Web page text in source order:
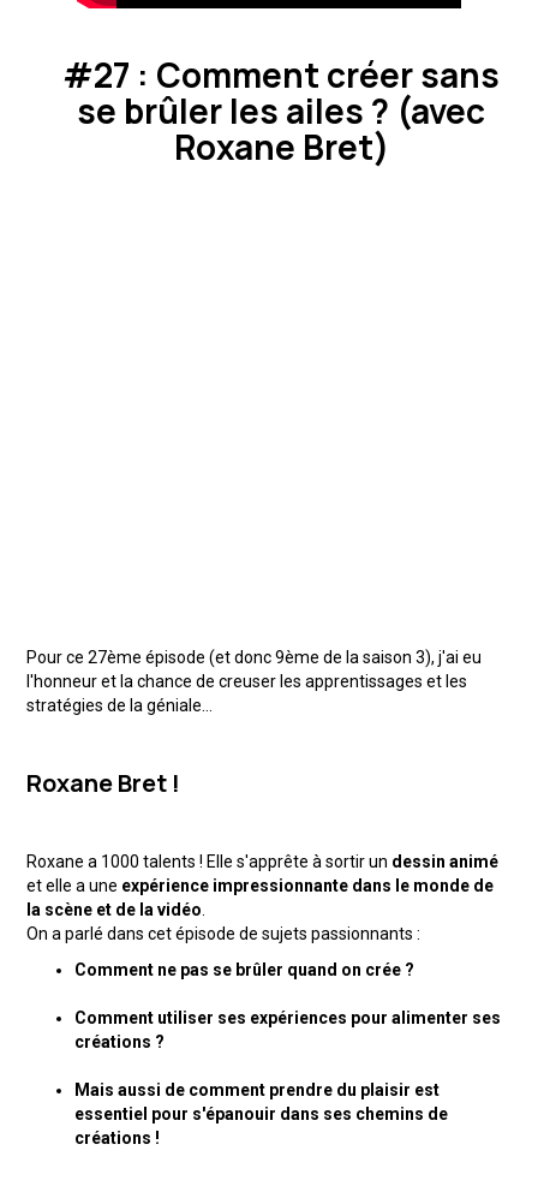
#27 : Comment créer sans
se brûler les ailes ? (avec
Roxane Bret)
Pour ce 27ème épisode (et donc 9ème de la saison 3), j'ai eu
l'honneur et la chance de creuser les apprentissages et les
stratégies de la géniale...
Roxane Bret !
Roxane a 1000 talents ! Elle s'apprête à sortir un dessin animé
et elle a une expérience impressionnante dans le monde de
la scène et de la vidéo
On a parlé dans cet épisode de sujets passionnants :
Comment ne pas se brûler quand on crée ?
Comment utiliser ses expériences pour alimenter ses
créations ?
Mais aussi de comment prendre du plaisir est
essentiel pour s'épanouir dans ses chemins de
créations !